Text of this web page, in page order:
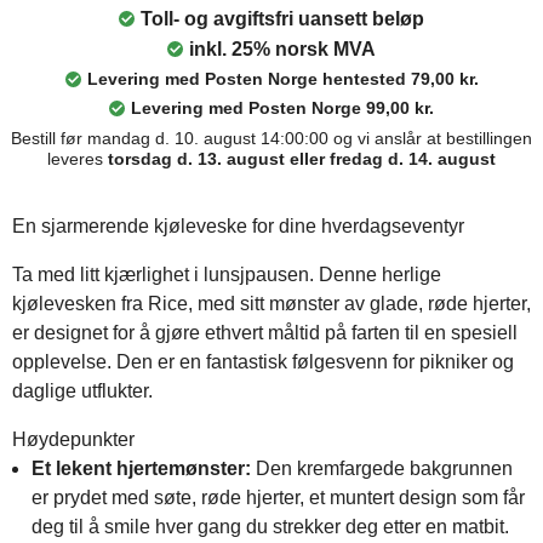
Toll- og avgiftsfri uansett beløp
inkl. 25% norsk MVA
Levering med Posten Norge hentested 79,00 kr.
Levering med Posten Norge 99,00 kr.
Bestill før mandag d. 10. august 14:00:00 og vi anslår at bestillingen
leveres torsdag d. 13. august eller fredag d. 14. august
En sjarmerende kjøleveske for dine hverdagseventyr
Ta med litt kjærlighet i lunsjpausen. Denne herlige
kjølevesken fra Rice, med sitt mønster av glade, røde hjerter,
er designet for å gjøre ethvert måltid på farten til en spesiell
opplevelse. Den er en fantastisk følgesvenn for pikniker og
daglige utflukter.
Høydepunkter
Et lekent hjertemønster: Den kremfargede bakgrunnen
er prydet med søte, røde hjerter, et muntert design som får
deg til å smile hver gang du strekker deg etter en matbit.